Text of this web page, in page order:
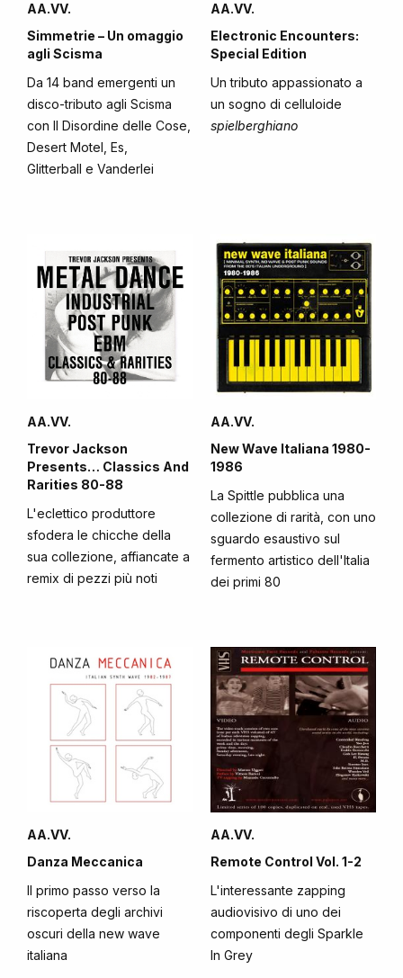
AA.VV.
Simmetrie – Un omaggio
agli Scisma
Da 14 band emergenti un
disco-tributo agli Scisma
con Il Disordine delle Cose,
Desert Motel, Es,
Glitterball e Vanderlei
AA.VV.
Electronic Encounters:
Special Edition
Un tributo appassionato a
un sogno di celluloide
spielberghiano
AA.VV.
Trevor Jackson
Presents… Classics And
Rarities 80-88
L'eclettico produttore
sfodera le chicche della
sua collezione, affiancate a
remix di pezzi più noti
AA.VV.
New Wave Italiana 1980-
1986
La Spittle pubblica una
collezione di rarità, con uno
sguardo esaustivo sul
fermento artistico dell'Italia
dei primi 80
AA.VV.
Danza Meccanica
Il primo passo verso la
riscoperta degli archivi
oscuri della new wave
italiana
AA.VV.
Remote Control Vol. 1-2
L'interessante zapping
audiovisivo di uno dei
componenti degli Sparkle
In Grey